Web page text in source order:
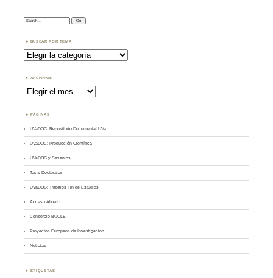
Search:
BUSCAR POR TEMA
Buscar
por
Tema
ARCHIVOS
Archivos
PÁGINAS
UVaDOC: Repositorio Documental UVa
UVaDOC: Producción Científica
UVaDOC y Sexenios
Tesis Doctorales
UVaDOC: Trabajos Fin de Estudios
Acceso Abierto
Consorcio BUCLE
Proyectos Europeos de Investigación
Noticias
ETIQUETAS